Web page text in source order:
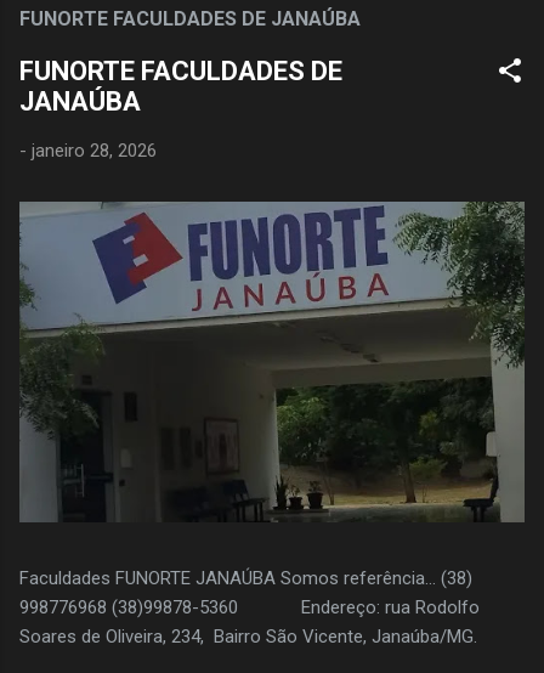
FUNORTE FACULDADES DE JANAÚBA
FUNORTE FACULDADES DE
JANAÚBA
- janeiro 28, 2026
Faculdades FUNORTE JANAÚBA Somos referência... (38)
998776968 (38)99878-5360 Endereço: rua Rodolfo
Soares de Oliveira, 234, Bairro São Vicente, Janaúba/MG.